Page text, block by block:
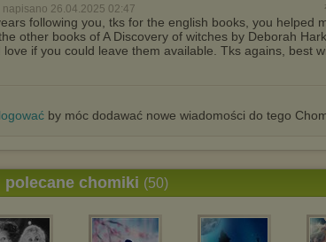
napisano 26.04.2025 02:47
following you, tks for the english books, you helped
other books of A Discovery of witches by Deborah
love if you could leave them available. Tks agains, best
by móc dodawać nowe wiadomości do tego
polecane chomiki (50)